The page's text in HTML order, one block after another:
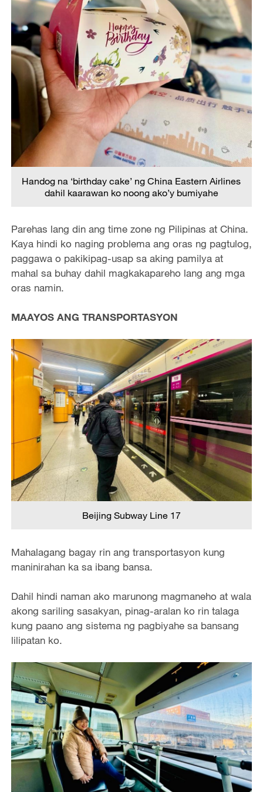
Handog na ‘birthday cake’ ng China Eastern Airlines
dahil kaarawan ko noong ako’y bumiyahe
Parehas lang din ang time zone ng Pilipinas at China.
Kaya hindi ko naging problema ang oras ng pagtulog,
paggawa o pakikipag-usap sa aking pamilya at
mahal sa buhay dahil magkakapareho lang ang mga
oras namin.
MAAYOS ANG TRANSPORTASYON
Beijing Subway Line 17
Mahalagang bagay rin ang transportasyon kung
maninirahan ka sa ibang bansa.
Dahil hindi naman ako marunong magmaneho at wala
akong sariling sasakyan, pinag-aralan ko rin talaga
kung paano ang sistema ng pagbiyahe sa bansang
lilipatan ko.